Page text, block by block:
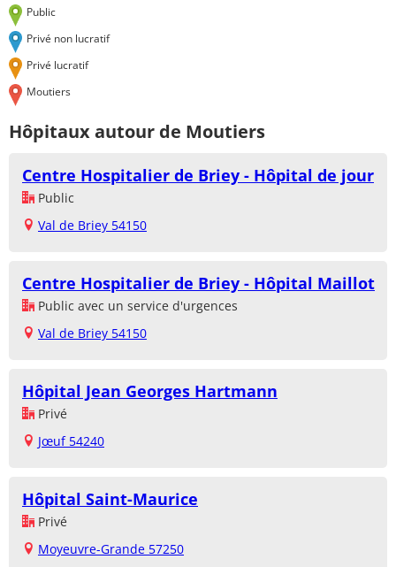
Public
Privé non lucratif
Privé lucratif
Moutiers
Hôpitaux autour de Moutiers
Centre Hospitalier de Briey - Hôpital de jour
Public
Val de Briey 54150
Centre Hospitalier de Briey - Hôpital Maillot
Public avec un service d'urgences
Val de Briey 54150
Hôpital Jean Georges Hartmann
Privé
Jœuf 54240
Hôpital Saint-Maurice
Privé
Moyeuvre-Grande 57250